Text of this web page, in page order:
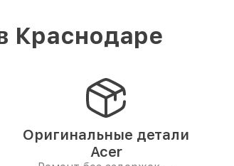
Краснодаре
Оригинальные детали
Acer